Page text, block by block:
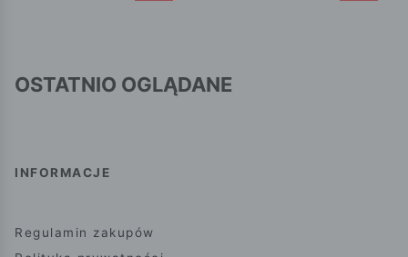
OSTATNIO OGLĄDANE
INFORMACJE
Regulamin zakupów